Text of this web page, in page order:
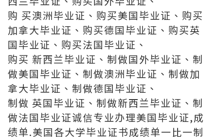
购 买澳洲毕业证、购买美国毕业证、购买
加拿大毕业证、购买德国毕业证、购买英
国毕业证、购买法国毕业证、
购买 新西兰毕业证、制做国外毕业证、制
做美国毕业证、制做澳洲毕业证、制做加
拿大毕业证、制做德国毕业证、
制做 英国毕业证、制做新西兰毕业证、制
做法国毕业证诚信专业办理美国毕业证,成
绩单.美国各大学毕业证书成绩单一比一制